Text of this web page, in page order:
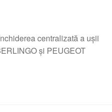
centralizată a ușii
și PEUGEOT